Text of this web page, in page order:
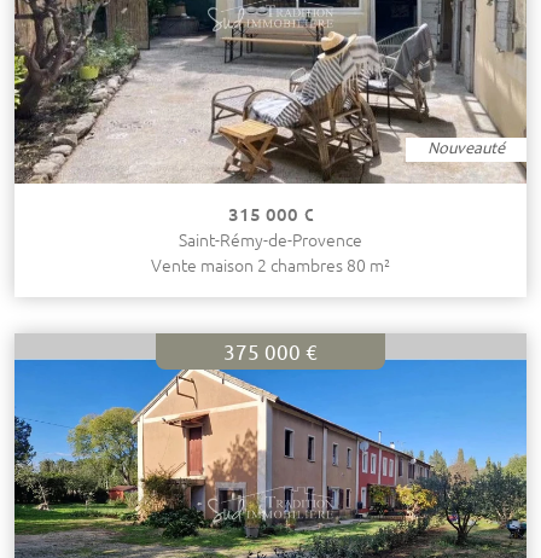
Nouveauté
315 000 €
Saint-Rémy-de-Provence
Vente maison 2 chambres 80 m²
375 000 €